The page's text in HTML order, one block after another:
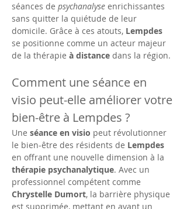
séances de psychanalyse enrichissantes
sans quitter la quiétude de leur
domicile. Grâce à ces atouts, Lempdes
se positionne comme un acteur majeur
de la thérapie à distance dans la région.
Comment une séance en
visio peut-elle améliorer votre
bien-être à Lempdes ?
Une séance en visio peut révolutionner
le bien-être des résidents de Lempdes
en offrant une nouvelle dimension à la
thérapie psychanalytique. Avec un
professionnel compétent comme
Chrystelle Dumort, la barrière physique
est supprimée, mettant en avant un